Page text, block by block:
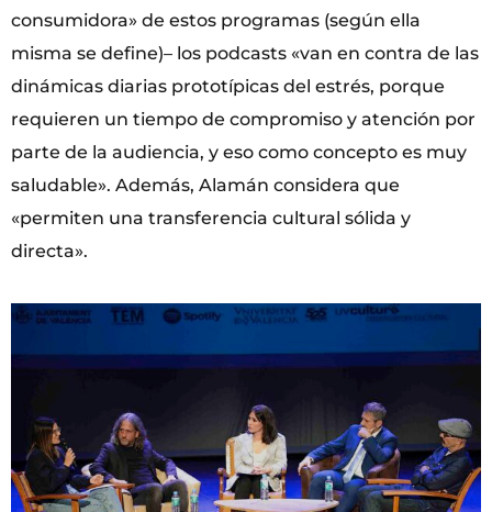
consumidora» de estos programas (según ella
misma se define)– los podcasts «van en contra de las
dinámicas diarias prototípicas del estrés, porque
requieren un tiempo de compromiso y atención por
parte de la audiencia, y eso como concepto es muy
saludable». Además, Alamán considera que
«permiten una transferencia cultural sólida y
directa».